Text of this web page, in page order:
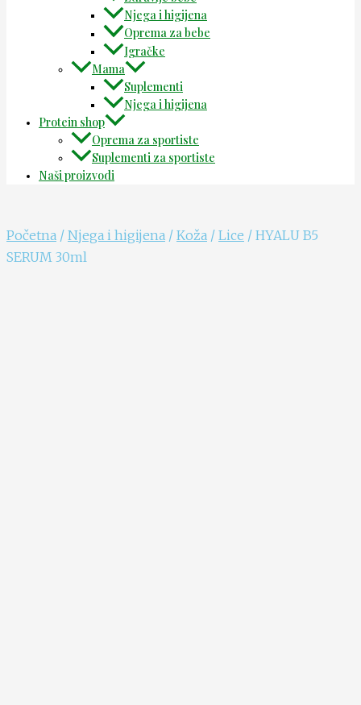
Njega i higijena
Oprema za bebe
Igračke
Mama
Suplementi
Njega i higijena
Protein shop
Oprema za sportiste
Suplementi za sportiste
Naši proizvodi
Početna / Njega i higijena / Koža / Lice / HYALU B5
SERUM 30ml